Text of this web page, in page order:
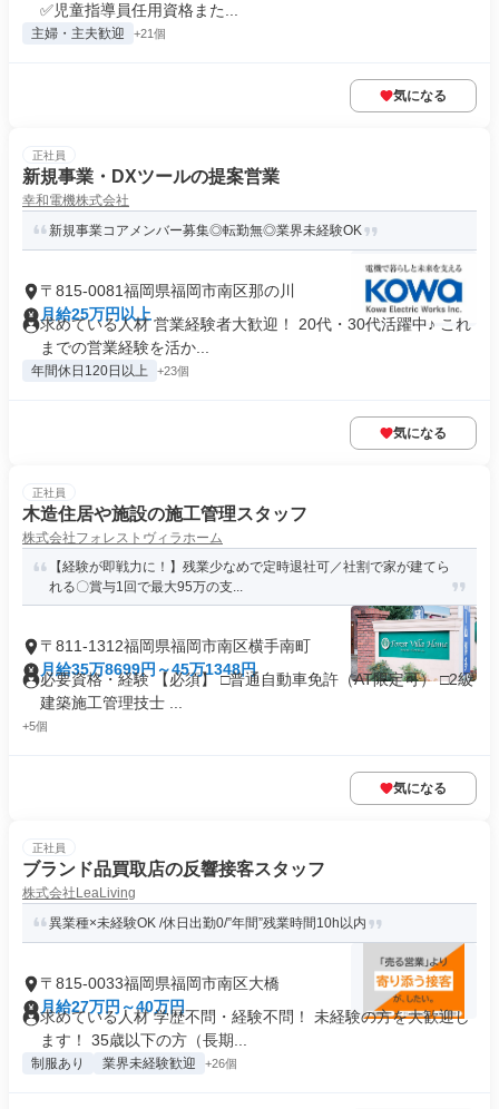
✅児童指導員任用資格また...
主婦・主夫歓迎 +21個
気になる
正社員
新規事業・DXツールの提案営業
幸和電機株式会社
新規事業コアメンバー募集◎転勤無◎業界未経験OK
〒815-0081福岡県福岡市南区那の川
月給25万円以上
求めている人材 営業経験者大歓迎！ 20代・30代活躍中♪ これ
までの営業経験を活か...
年間休日120日以上 +23個
気になる
正社員
木造住居や施設の施工管理スタッフ
株式会社フォレストヴィラホーム
【経験が即戦力に！】残業少なめで定時退社可／社割で家が建てら
れる〇賞与1回で最大95万の支...
〒811-1312福岡県福岡市南区横手南町
月給35万8699円～45万1348円
必要資格・経験 【必須】 □普通自動車免許（AT限定可） □2級
建築施工管理技士 ...
+5個
気になる
正社員
ブランド品買取店の反響接客スタッフ
株式会社LeaLiving
異業種×未経験OK /休日出勤0/”年間”残業時間10h以内
〒815-0033福岡県福岡市南区大橋
月給27万円～40万円
求めている人材 学歴不問・経験不問！ 未経験の方を大歓迎し
ます！ 35歳以下の方（長期...
制服あり 業界未経験歓迎 +26個